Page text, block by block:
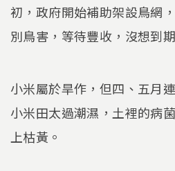
初，政府開始補助架設鳥網
別鳥害，等待豐收，沒想到
小米屬於旱作，但四、五月
小米田太過潮濕，土裡的病
上枯黃。